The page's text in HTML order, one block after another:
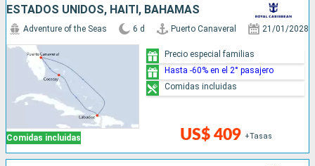
ESTADOS UNIDOS, HAITI, BAHAMAS
Comidas incluidas
Adventure of the Seas 6 d Puerto Canaveral 21/01/2028
US$ 409 +Tasas
Precio especial familias
Hasta -60% en el 2° pasajero
Comidas incluidas